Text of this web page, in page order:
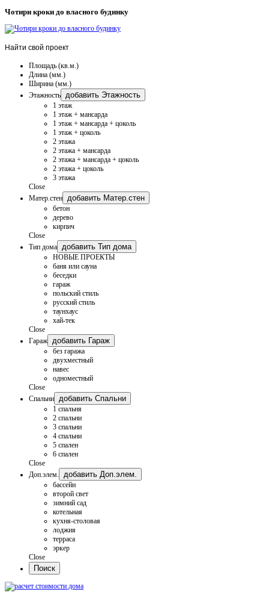
Чотири кроки до власного будинку
Найти свой проект
Площадь (кв.м.)
Длина (мм.)
Ширина (мм.)
Этажность
добавить Этажность
1 этаж
1 этаж + мансарда
1 этаж + мансарда + цоколь
1 этаж + цоколь
2 этажа
2 этажа + мансарда
2 этажа + мансарда + цоколь
2 этажа + цоколь
3 этажа
Close
Матер.стен
добавить Матер.стен
бетон
дерево
кирпич
Close
Тип дома
добавить Тип дома
НОВЫЕ ПРОЕКТЫ
баня или сауна
беседки
гараж
польский стиль
русский стиль
таунхаус
хай-тек
Close
Гараж
добавить Гараж
без гаража
двухместный
навес
одноместный
Close
Спальни
добавить Спальни
1 спальня
2 спальни
3 спальни
4 спальни
5 спален
6 спален
Close
Доп.элем.
добавить Доп.элем.
бассейн
второй свет
зимний сад
котельная
кухня-столовая
лоджия
терраса
эркер
Close